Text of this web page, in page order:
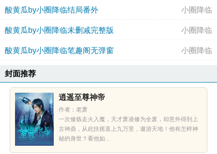
酸黄瓜by小圈降临结局番外 小圈降临
酸黄瓜by小圈降临未删减完整版 小圈降临
酸黄瓜by小圈降临笔趣阁无弹窗 小圈降临
封面推荐
逍遥至尊神帝
作者：老萧
一次修炼走火入魔，天才萧凌修为全废，却意外得到上
古神鼎，从此扶摇直上九万里，遨游天地！他有怎样神
秘的身世？看他如...